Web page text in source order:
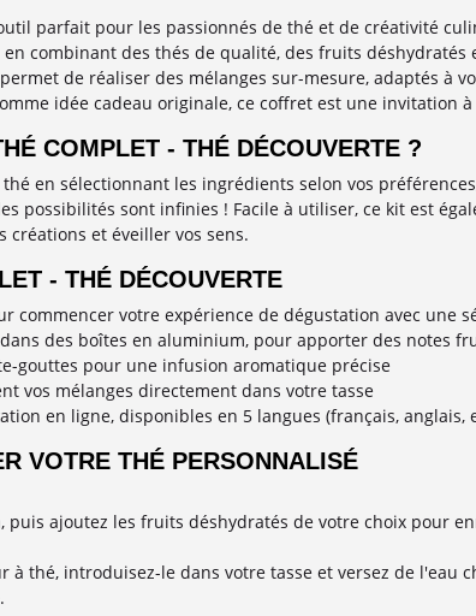
parfait pour les passionnés de thé et de créativité
combinant des thés de qualité, des fruits déshydratés
de réaliser des mélanges sur-mesure, adaptés à
idée cadeau originale, ce coffret est une invitation
COMPLET - THÉ DÉCOUVERTE ?
en sélectionnant les ingrédients selon vos
possibilités sont infinies ! Facile à utiliser, ce kit est
créations et éveiller vos sens.
- THÉ DÉCOUVERTE
commencer votre expérience de dégustation avec une
des boîtes en aluminium, pour apporter des notes
gouttes pour une infusion aromatique précise
vos mélanges directement dans votre tasse
en ligne, disponibles en 5 langues (français, anglais,
VOTRE THÉ PERSONNALISÉ
ajoutez les fruits déshydratés de votre choix pour
à thé, introduisez-le dans votre tasse et versez de l'eau